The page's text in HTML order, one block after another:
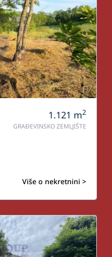
1.121 m2
GRAĐEVINSKO ZEMLJIŠTE
Više o nekretnini >